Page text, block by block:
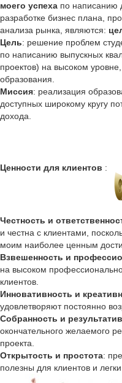
моего успеха по написанию
разработке бизнес плана,
анализа рынка, являются:
Цель: решение проблем
по написанию выпускных
проектов) на высоком
образования.
Миссия: реализация
доступных широкому кругу
дохода.
Ценности для клиентов :
Честность и
и честна с клиентами,
моим наиболее ценным
Взвешенность и
на высоком
клиентов.
Инновативность и
удовлетворяют постоянно
Собранность и
окончательного желаемого
проекта.
Открытость и простота:
полезны для клиентов и